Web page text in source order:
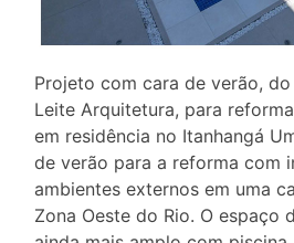
Projeto com cara de verão,
Leite Arquitetura, para
em residência no Itanhangá
de verão para a reforma com
ambientes externos em uma
Zona Oeste do Rio. O espaço